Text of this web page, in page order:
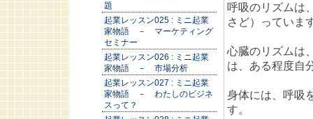
呼吸のリズムは
さど）っていま
心臓のリズムは
は、ある程度自
身体には、呼吸
す。
題
起業レッスン025 : ミニ起業
家物語 － マーケティング
セミナー
起業レッスン026 : ミニ起業
家物語 － 市場分析
起業レッスン027 : ミニ起業
家物語 － わたしのビジネ
スって？